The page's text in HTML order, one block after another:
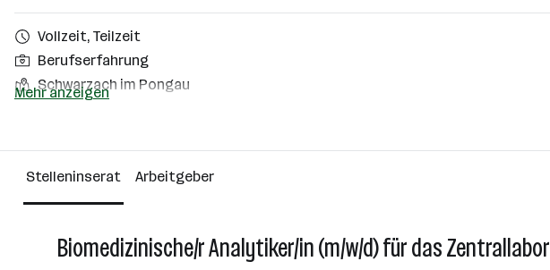
Vollzeit, Teilzeit
Berufserfahrung
Schwarzach im Pongau
501+ Mitarbeiter*innen
Schwarzach im Pongau
Mehr anzeigen
Stelleninserat Arbeitgeber
Biomedizinische/r Analytiker/in (m/w/d) für das Zentrallabor